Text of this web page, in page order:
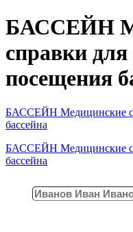
БАССЕЙН
справки для
посещения
БАССЕЙН Медицинские
бассейна
БАССЕЙН Медицинские
бассейна